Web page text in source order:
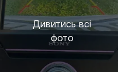
Дивитись всі
фото